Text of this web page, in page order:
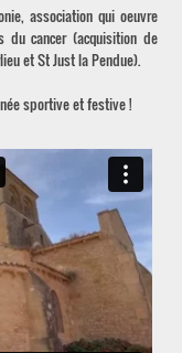
association qui oeuvre
du cancer (acquisition de
et St Just la Pendue).
sportive et festive !